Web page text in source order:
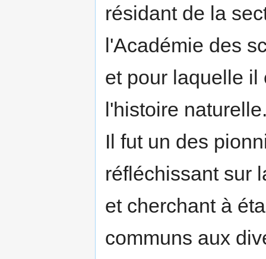
résidant de la
l'Académie des
et pour laquelle il
l'histoire
Il fut un des
réfléchissant sur
et cherchant à
communs aux